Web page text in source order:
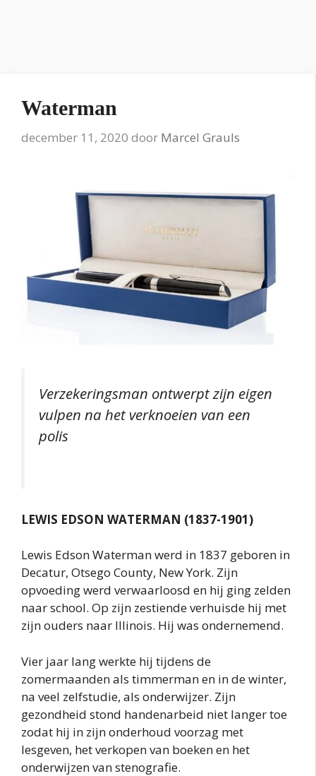
Waterman
december 11, 2020 door Marcel Grauls
Verzekeringsman ontwerpt zijn eigen
vulpen na het verknoeien van een
polis
LEWIS EDSON WATERMAN (1837-1901)
Lewis Edson Waterman werd in 1837 geboren in
Decatur, Otsego County, New York. Zijn
opvoeding werd verwaarloosd en hij ging zelden
naar school. Op zijn zestiende verhuisde hij met
zijn ouders naar Illinois. Hij was ondernemend.
Vier jaar lang werkte hij tijdens de
zomermaanden als timmerman en in de winter,
na veel zelfstudie, als onderwijzer. Zijn
gezondheid stond handenarbeid niet langer toe
zodat hij in zijn onderhoud voorzag met
lesgeven, het verkopen van boeken en het
onderwijzen van stenografie.